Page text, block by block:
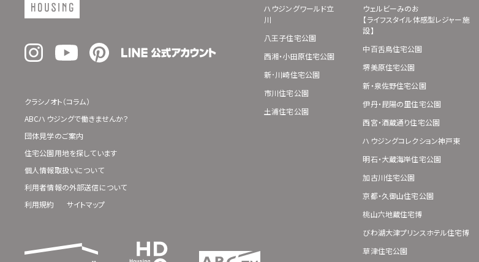
ハウジングワールド立
川
八王子住宅公園
西湘・小田原住宅公園
新･川崎住宅公園
市川住宅公園
土浦住宅公園
ウェルビーみのお
【ライフスタイル体感型レジャー施
設】
中百舌鳥住宅公園
堺美原住宅公園
新・泉佐野住宅公園
伊丹・昆陽の里住宅公園
西宮・酒蔵通り住宅公園
ハウジングコレクション神戸東
明石・大蔵海岸住宅公園
加古川住宅公園
京都・久御山住宅公園
桃山六地蔵住宅博
びわ湖大津プリンスホテル住宅博
草津住宅公園
クラシノオト（コラム）
ABCハウジングで働きませんか？
団体見学のご案内
住宅公園用地を探しています
個人情報取扱いについて
利用者情報の外部送信について
利用規約
サイトマップ